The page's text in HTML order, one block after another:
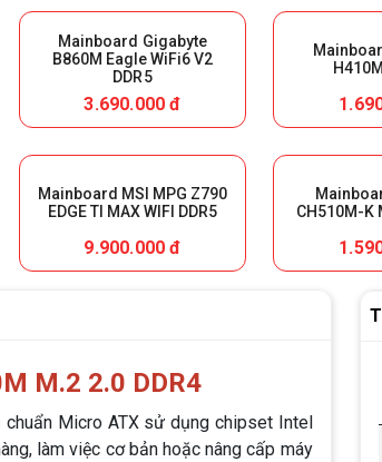
Mainboard Gigabyte
B860M Eagle WiFi6 V2
DDR5
3.690.000 đ
Mainboard MSI MPG Z790
EDGE TI MAX WIFI DDR5
9.900.000 đ
CH510M-K
M.2 2.0 DDR4
Micro ATX sử dụng chipset Intel
làm việc cơ bản hoặc nâng cấp máy